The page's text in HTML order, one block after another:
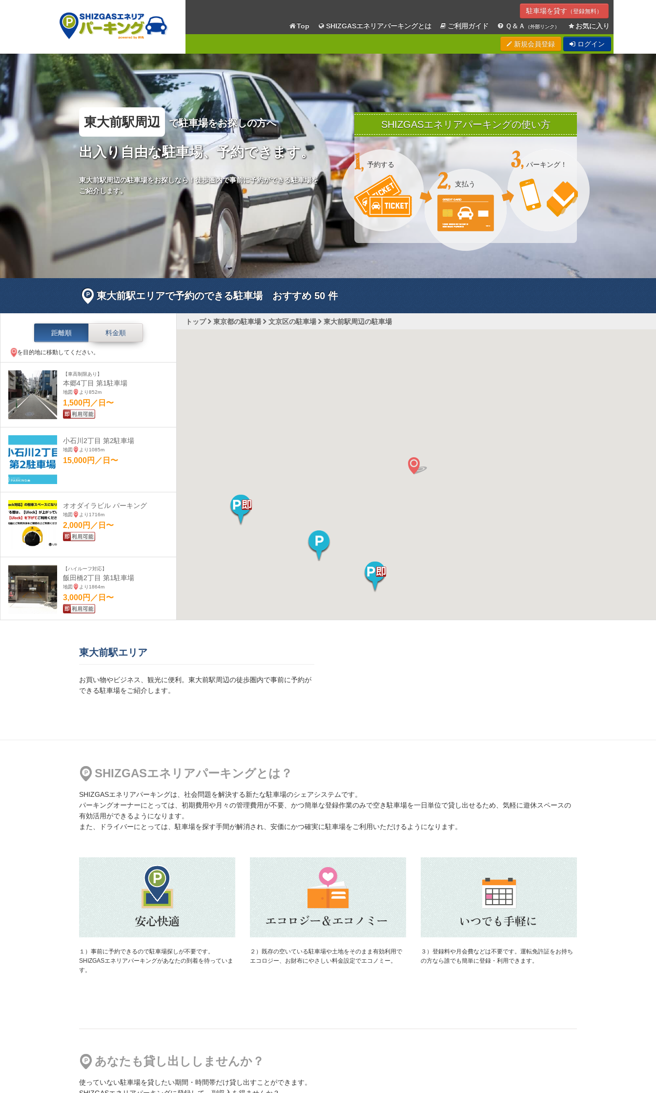
駐車場を貸す （登録無料）
Top SHIZGASエネリアパーキングとは ご利用ガイド Ｑ＆Ａ （外部リンク） お気に入り
新規会員登録 ログイン
東大前駅周辺 で駐車場をお探しの方へ
出入り自由な駐車場、予約できます。
東大前駅周辺の駐車場をお探しなら！徒歩圏内で事前に予約ができる駐車場を
ご紹介します。
SHIZGASエネリアパーキングの使い方
予約する
支払う
パーキング！
東大前駅エリアで予約のできる駐車場 おすすめ50 件
トップ 東京都の駐車場 文京区の駐車場
東大前駅周辺の駐車場
距離順
料金順
を目的地に移動してください。
【車高制限あり】
本郷4丁目 第1駐車場
地図 より852m
1,500円／日〜
小石川2丁目 第2駐車場
地図 より1085m
15,000円／日〜
オオダイラビル パーキング
地図 より1716m
2,000円／日〜
【ハイルーフ対応】
飯田橋2丁目 第1駐車場
地図 より1864m
3,000円／日〜
800円／日〜
戸矢バイクパーキング
より2851m
小伝馬町 第1駐車場
中央パーキング 新丸ビルゾーン(24時間パック)
【14時間パック】
東大前駅エリア
お買い物やビジネス、観光に便利。東大前駅周辺の徒歩圏内で事前に予約が
できる駐車場をご紹介します。
SHIZGASエネリアパーキングとは？
SHIZGASエネリアパーキングは、社会問題を解決する新たな駐車場のシェアシステムです。
パーキングオーナーにとっては、初期費用や月々の管理費用が不要、かつ簡単な登録作業のみで空き駐車場を一日単位で貸し出せるため、気軽に遊休スペースの
有効活用ができるようになります。
また、ドライバーにとっては、駐車場を探す手間が解消され、安価にかつ確実に駐車場をご利用いただけるようになります。
１）事前に予約できるので駐車場探しが不要です。
SHIZGASエネリアパーキングがあなたの到着を待っていま
す。
２）既存の空いている駐車場や土地をそのまま有効利用で
エコロジー、お財布にやさしい料金設定でエコノミー。
３）登録料や月会費などは不要です。運転免許証をお持ち
の方なら誰でも簡単に登録・利用できます。
あなたも貸し出ししませんか？
使っていない駐車場を貸したい期間・時間帯だけ貸し出すことができます。